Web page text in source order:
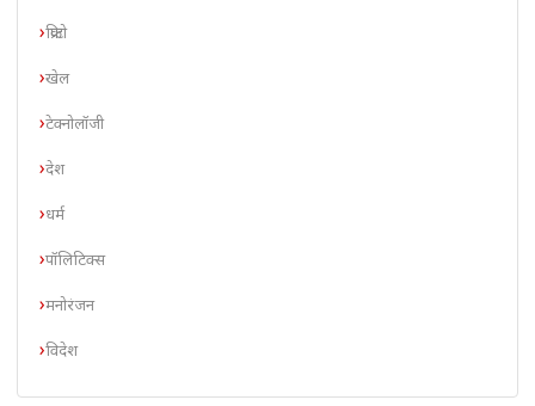
क्रिप्टो
खेल
टेक्नोलॉजी
देश
धर्म
पॉलिटिक्स
मनोरंजन
विदेश